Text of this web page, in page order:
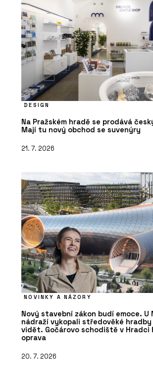
DESIGN
Na Pražském hradě se prodává
Mají tu nový obchod se suvenýry
21. 7. 2026
NOVINKY A NÁZORY
Nový stavební zákon budí emoce. U
nádraží vykopali středověké hradby
vidět. Gočárovo schodiště v Hradci
oprava
20. 7. 2026